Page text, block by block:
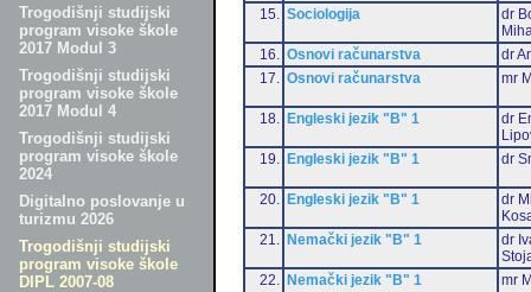
Trogodišnji studijski
program visoke škole
2017 Modul 3
Trogodišnji studijski
program visoke škole
2017 Modul 4
Trogodišnji studijski
program visoke škole
2024
Digitalno poslovanje u
turizmu 2026
Trogodišnji studijski
program visoke škole
DIPL 2007-08
15.
Sociologija
dr
16.
Osnovi računarstva
dr
17.
Osnovi računarstva mr
18. Engleski jezik "B" 1
dr
19.
Engleski jezik "B" 1 dr
20. Engleski jezik "B" 1
dr
21.
Nemački jezik "B" 1
dr
22.
Nemački jezik "B" 1 mr